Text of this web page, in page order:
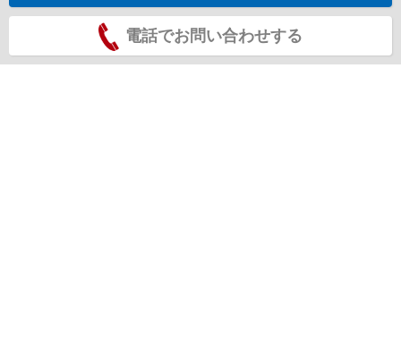
電話でお問い合わせする